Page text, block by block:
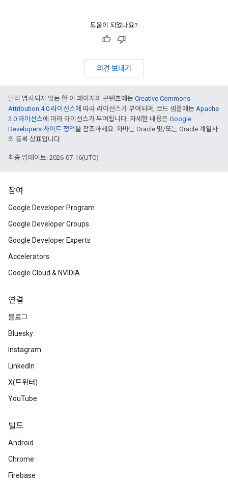
도움이 되었나요?
의견 보내기
달리 명시되지 않는 한 이 페이지의 콘텐츠에는 Creative Commons
Attribution 4.0 라이선스에 따라 라이선스가 부여되며, 코드 샘플에는 Apache
2.0 라이선스에 따라 라이선스가 부여됩니다. 자세한 내용은 Google
Developers 사이트 정책을 참조하세요. 자바는 Oracle 및/또는 Oracle 계열사
의 등록 상표입니다.
최종 업데이트: 2026-07-16(UTC)
참여
Google Developer Program
Google Developer Groups
Google Developer Experts
Accelerators
Google Cloud & NVIDIA
연결
블로그
Bluesky
Instagram
LinkedIn
X(트위터)
YouTube
빌드
Android
Chrome
Firebase